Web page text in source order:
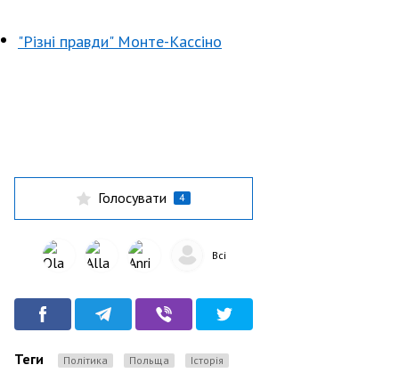
"Різні правди" Монте-Кассіно
Голосувати 4
Всі
Теги Політика Польща Історія